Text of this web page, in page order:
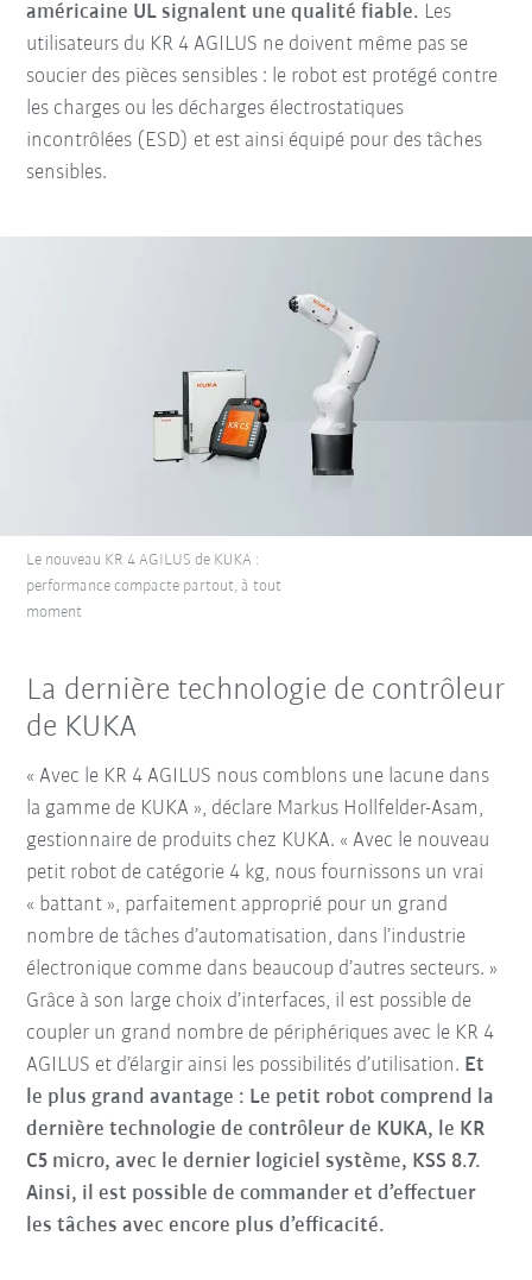
américaine UL signalent une qualité fiable. Les
utilisateurs du KR 4 AGILUS ne doivent même pas se
soucier des pièces sensibles : le robot est protégé contre
les charges ou les décharges électrostatiques
incontrôlées (ESD) et est ainsi équipé pour des tâches
sensibles.
Le nouveau KR 4 AGILUS de KUKA :
performance compacte partout, à tout
moment
La dernière technologie de contrôleur
de KUKA
« Avec le KR 4 AGILUS nous comblons une lacune dans
la gamme de KUKA », déclare Markus Hollfelder-Asam,
gestionnaire de produits chez KUKA. « Avec le nouveau
petit robot de catégorie 4 kg, nous fournissons un vrai
« battant », parfaitement approprié pour un grand
nombre de tâches d’automatisation, dans l’industrie
électronique comme dans beaucoup d’autres secteurs. »
Grâce à son large choix d’interfaces, il est possible de
coupler un grand nombre de périphériques avec le KR 4
AGILUS et d’élargir ainsi les possibilités d’utilisation. Et
le plus grand avantage : Le petit robot comprend la
dernière technologie de contrôleur de KUKA, le KR
C5 micro, avec le dernier logiciel système, KSS 8.7.
Ainsi, il est possible de commander et d’effectuer
les tâches avec encore plus d’efficacité.